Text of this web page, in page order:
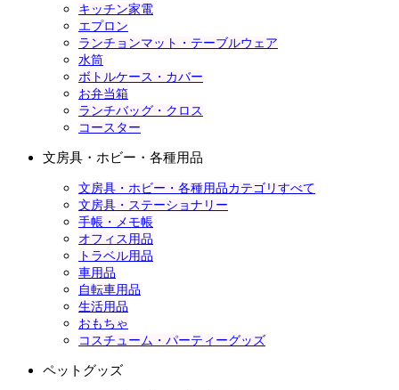
キッチン家電
エプロン
ランチョンマット・テーブルウェア
水筒
ボトルケース・カバー
お弁当箱
ランチバッグ・クロス
コースター
文房具・ホビー・各種用品
文房具・ホビー・各種用品カテゴリすべて
文房具・ステーショナリー
手帳・メモ帳
オフィス用品
トラベル用品
車用品
自転車用品
生活用品
おもちゃ
コスチューム・パーティーグッズ
ペットグッズ